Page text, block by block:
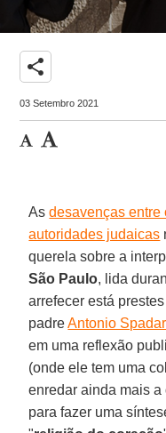
share
03 Setembro 2021
Asdesavenças entre
autoridades judaicas
querela sobre a
São Paulo, lida
arrefecer está
padreAntonio
em uma reflexão
(onde ele tem uma
enredar ainda mais
para fazer uma